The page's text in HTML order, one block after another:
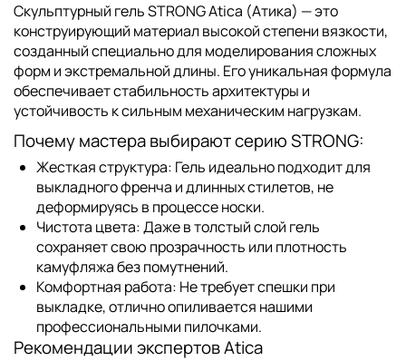
Скульптурный гель STRONG Atica (Атика) — это
конструирующий материал высокой степени вязкости,
созданный специально для моделирования сложных
форм и экстремальной длины. Его уникальная формула
обеспечивает стабильность архитектуры и
устойчивость к сильным механическим нагрузкам.
Почему мастера выбирают серию STRONG:
Жесткая структура: Гель идеально подходит для
выкладного френча и длинных стилетов, не
деформируясь в процессе носки.
Чистота цвета:Даже в толстый слой гель
сохраняет свою прозрачность или плотность
камуфляжа без помутнений.
Комфортная работа: Не требует спешки при
выкладке, отлично опиливается нашими
профессиональными пилочками.
Рекомендации экспертов Atica